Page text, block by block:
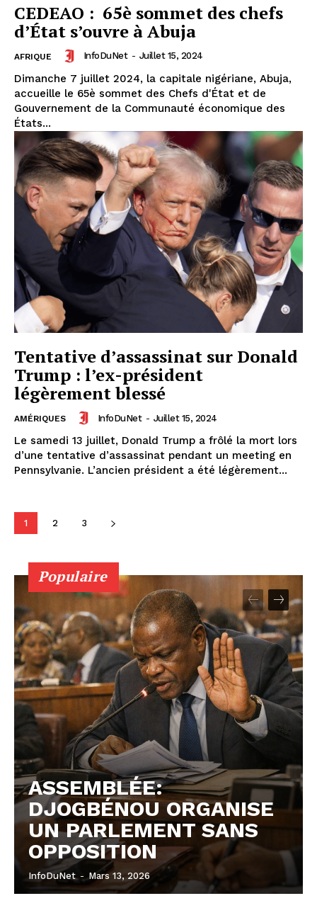
CEDEAO : 65è sommet des chefs
d’État s’ouvre à Abuja
AFRIQUE InfoDuNet - Juillet 15, 2024
Dimanche 7 juillet 2024, la capitale nigériane, Abuja,
accueille le 65è sommet des Chefs d'État et de
Gouvernement de la Communauté économique des
États...
Tentative d’assassinat sur Donald
Trump : l’ex-président
légèrement blessé
AMÉRIQUES InfoDuNet - Juillet 15, 2024
Le samedi 13 juillet, Donald Trump a frôlé la mort lors
d’une tentative d’assassinat pendant un meeting en
Pennsylvanie. L’ancien président a été légèrement...
1 2 3
Populaire
ASSEMBLÉE:
DJOGBÉNOU ORGANISE
UN PARLEMENT SANS
OPPOSITION
InfoDuNet - Mars 13, 2026